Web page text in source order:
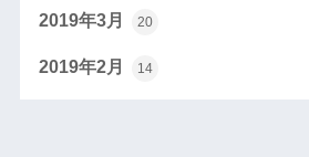
2019年3月 20
2019年2月 14